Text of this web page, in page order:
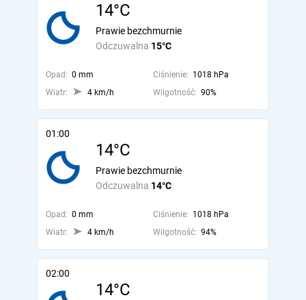
14°C
Odczuwalna 15°C
Prawie bezchmurnie
Opad: 0 mm Ciśnienie: 1018 hPa
Wiatr:
4 km/h Wilgotność: 90%
01:00
14°C
Odczuwalna 14°C
Prawie bezchmurnie
Opad: 0 mm Ciśnienie: 1018 hPa
Wiatr:
4 km/h Wilgotność: 94%
02:00
14°C